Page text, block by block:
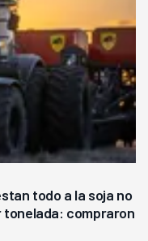
todo a la soja no
compraron